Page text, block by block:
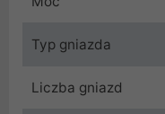
Typ gniazda
Liczba gniazd